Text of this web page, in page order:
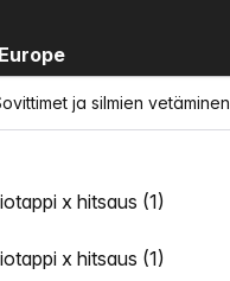
ja silmien vetäminen